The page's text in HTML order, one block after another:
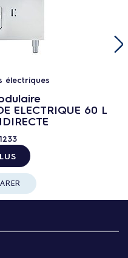
électriques
ELECTRIQUE 60 L